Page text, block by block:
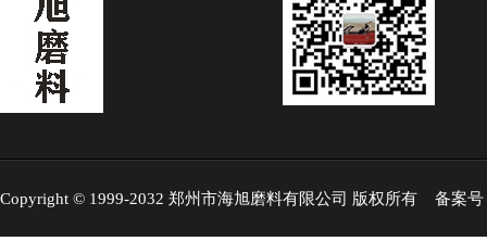
Copyright © 1999-2032 郑州市海旭磨料有限公司 版权所有 备案号